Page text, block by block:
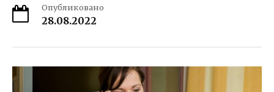
Опубликовано
28.08.2022